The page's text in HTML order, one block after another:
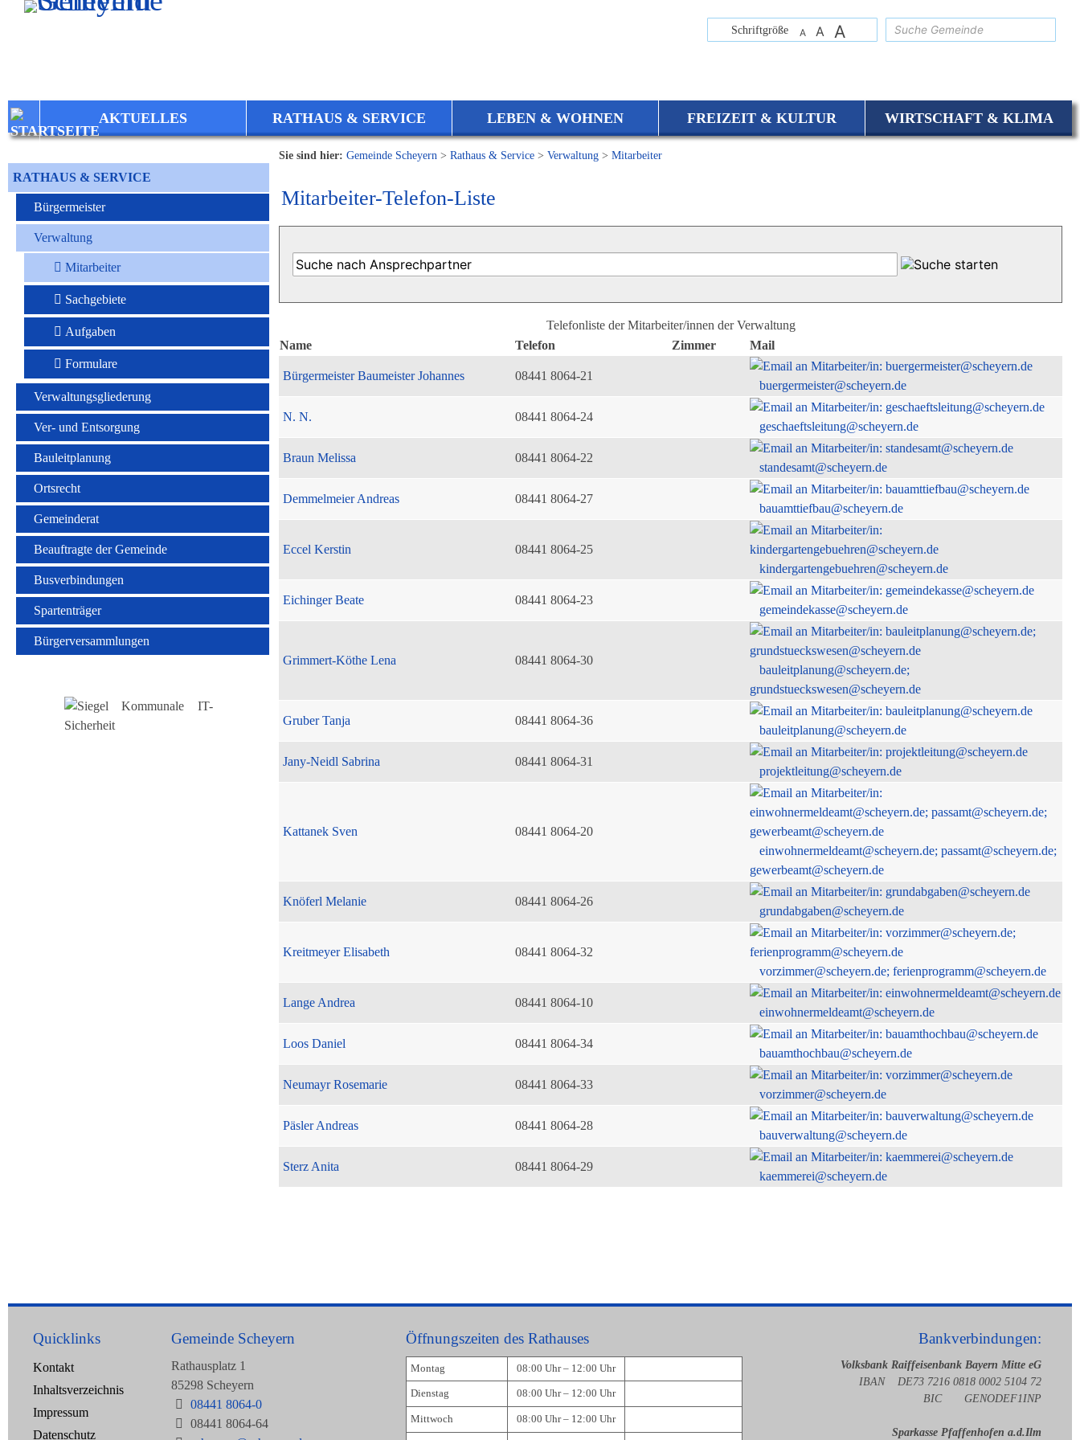
Zum Inhalt,zur Navigationoder
Schriftgröße A A A
AKTUELLES RATHAUS & SERVICE LEBEN & WOHNEN FREIZEIT & KULTUR WIRTSCHAFT & KLIMA
RATHAUS & SERVICE
Bürgermeister
Verwaltung
Mitarbeiter
Sachgebiete
Aufgaben
Formulare
Verwaltungsgliederung
Ver- und Entsorgung
Bauleitplanung
Ortsrecht
Gemeinderat
Beauftragte der Gemeinde
Busverbindungen
Spartenträger
Bürgerversammlungen
Sie sind hier: Gemeinde Scheyern > Rathaus & Service > Verwaltung > Mitarbeiter
Mitarbeiter-Telefon-Liste
Telefonliste der Mitarbeiter/innen der Verwaltung
Name
Telefon Zimmer Mail
Bürgermeister Baumeister Johannes 08441 8064-21
buergermeister@scheyern.de
N. N. 08441 8064-24
geschaeftsleitung@scheyern.de
Braun Melissa 08441 8064-22
standesamt@scheyern.de
Demmelmeier Andreas 08441 8064-27
bauamttiefbau@scheyern.de
Eccel Kerstin
08441 8064-25
kindergartengebuehren@scheyern.de
Eichinger Beate 08441 8064-23
gemeindekasse@scheyern.de
Grimmert-Köthe Lena 08441 8064-30
bauleitplanung@scheyern.de;
grundstueckswesen@scheyern.de
Gruber Tanja 08441 8064-36
bauleitplanung@scheyern.de
Jany-Neidl Sabrina 08441 8064-31
projektleitung@scheyern.de
Kattanek Sven
08441 8064-20
einwohnermeldeamt@scheyern.de; passamt@scheyern.de;
gewerbeamt@scheyern.de
Knöferl Melanie 08441 8064-26
grundabgaben@scheyern.de
Kreitmeyer Elisabeth
08441 8064-32
vorzimmer@scheyern.de; ferienprogramm@scheyern.de
Lange Andrea 08441 8064-10
einwohnermeldeamt@scheyern.de
Loos Daniel 08441 8064-34
bauamthochbau@scheyern.de
Neumayr Rosemarie 08441 8064-33
vorzimmer@scheyern.de
Päsler Andreas 08441 8064-28
bauverwaltung@scheyern.de
Sterz Anita 08441 8064-29
kaemmerei@scheyern.de
Quicklinks
Kontakt
Inhaltsverzeichnis
Impressum
Datenschutz
Gemeinde Scheyern
Rathausplatz 1
85298 Scheyern
08441 8064-0
08441 8064-64
Öffnungszeiten des Rathauses
Montag 08:00 Uhr – 12:00 Uhr
Dienstag 08:00 Uhr – 12:00 Uhr
Mittwoch 08:00 Uhr – 12:00 Uhr
Bankverbindungen:
Volksbank Raiffeisenbank Bayern Mitte eG
IBAN DE73 7216 0818 0002 5104 72
BIC GENODEF1INP
Sparkasse Pfaffenhofen a.d.Ilm